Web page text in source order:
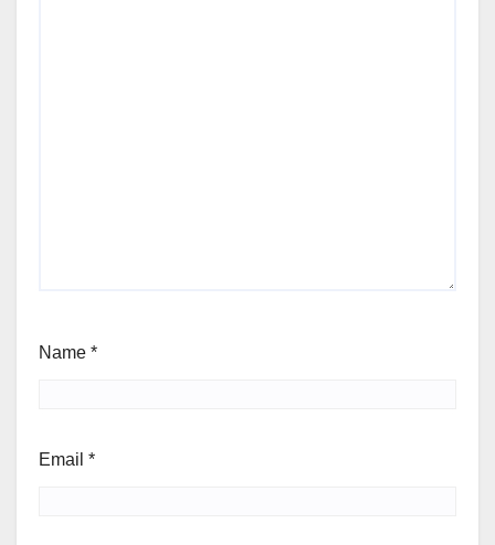
Name *
Email *